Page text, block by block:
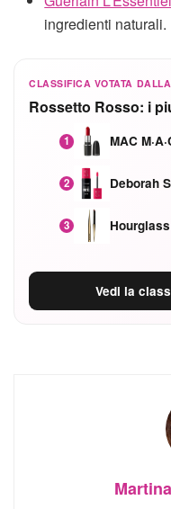
ingredienti naturali.
CLASSIFICA VOTATA
Rossetto Rosso: i
1
2 Deborah
3
Vedi la